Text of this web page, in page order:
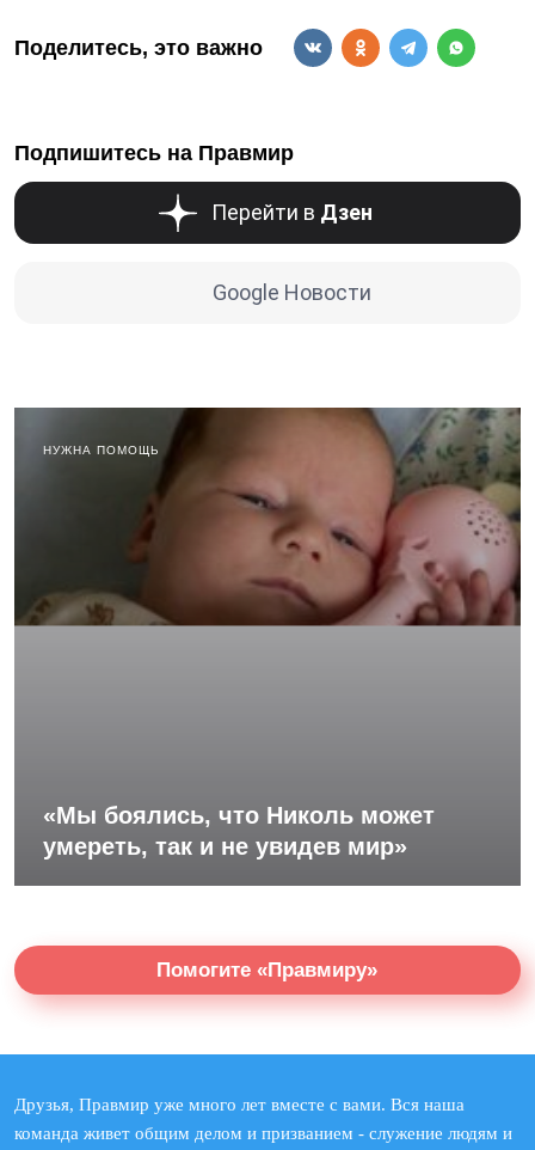
Поделитесь, это важно
Подпишитесь на Правмир
Перейти в Дзен
Google Новости
НУЖНА ПОМОЩЬ
«Мы боялись, что Николь может
умереть, так и не увидев мир»
Помогите «Правмиру»
Друзья, Правмир уже много лет вместе с вами. Вся наша
команда живет общим делом и призванием - служение людям и